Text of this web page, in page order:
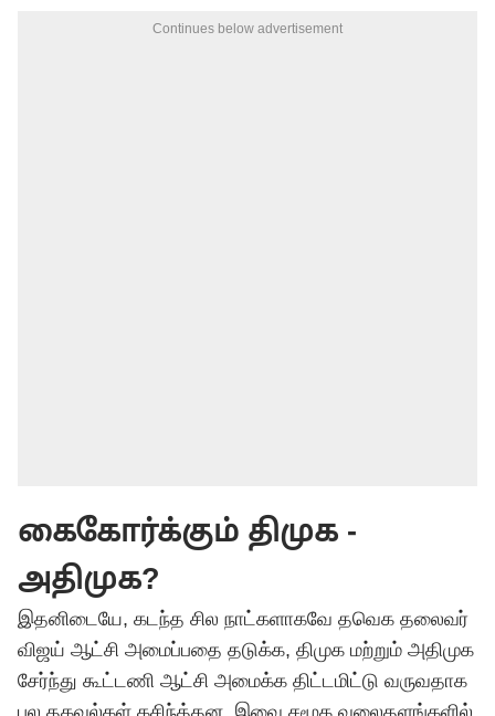
Continues below advertisement
கைகோர்க்கும் திமுக -
அதிமுக?
இதனிடையே, கடந்த சில நாட்களாகவே தவெக தலைவர்
விஜய் ஆட்சி அமைப்பதை தடுக்க, திமுக மற்றும் அதிமுக
சேர்ந்து கூட்டணி ஆட்சி அமைக்க திட்டமிட்டு வருவதாக
பல தகவல்கள் கசிந்த்தன. இவை சமூக வலைதளங்களில்